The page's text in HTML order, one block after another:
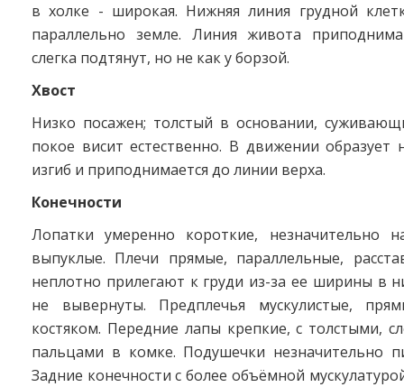
в холке - широкая. Нижняя линия грудной
параллельно земле. Линия живота
слегка подтянут, но не как у борзой.
Хвост
Низко посажен; толстый в основании,
покое висит естественно. В движении образует
изгиб и приподнимается до линии верха.
Конечности
Лопатки умеренно короткие, незначительно
выпуклые. Плечи прямые, параллельные,
неплотно прилегают к груди из-за ее ширины в
не вывернуты. Предплечья мускулистые,
костяком. Передние лапы крепкие, с толстыми,
пальцами в комке. Подушечки незначительно
Задние конечности с более объёмной